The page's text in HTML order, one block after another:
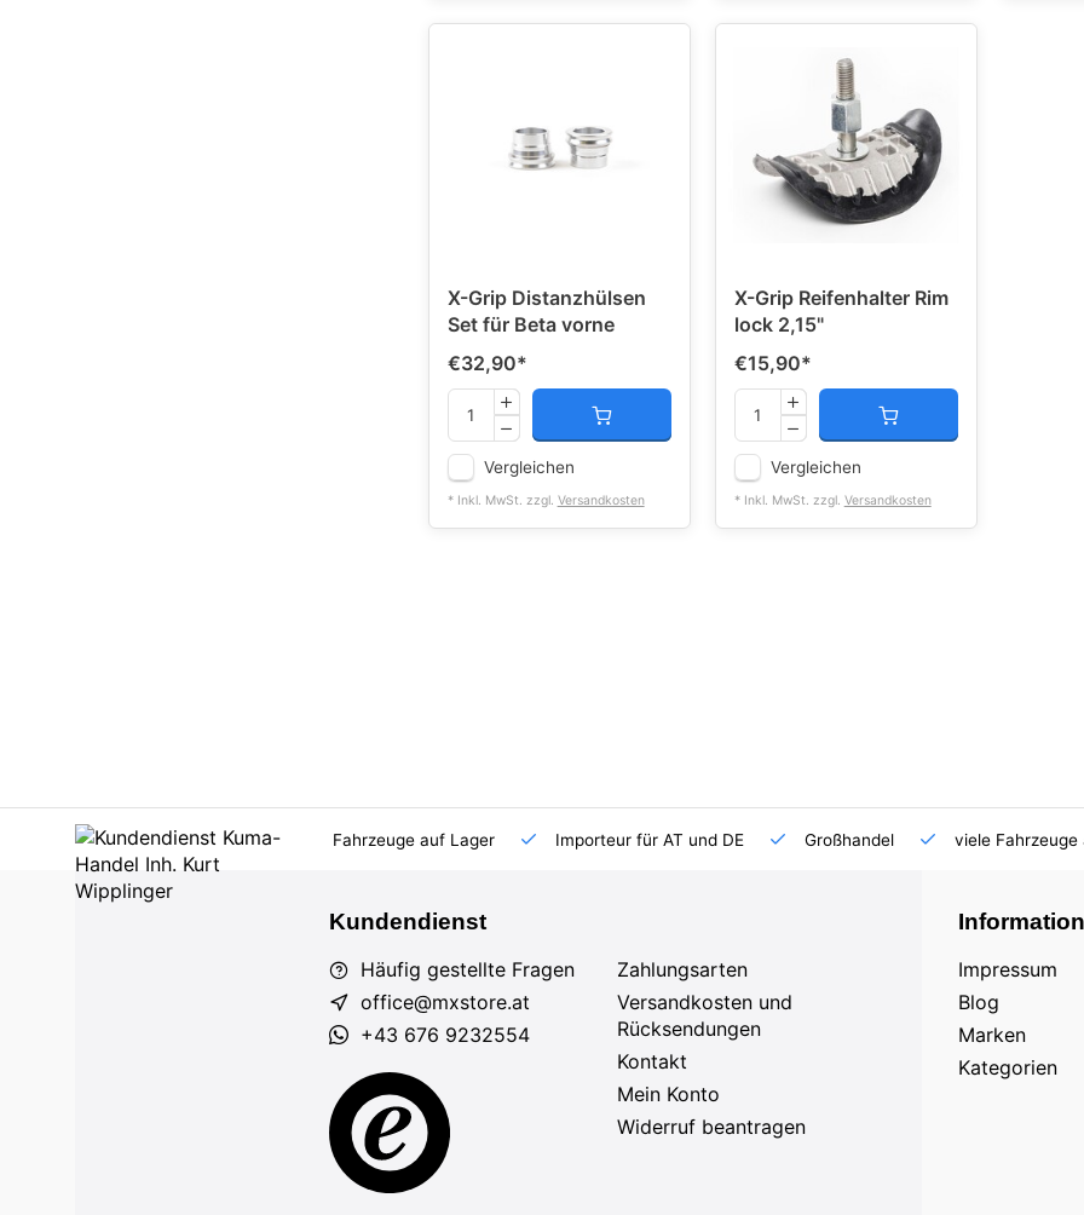
X-Grip Distanzhülsen
Set für Beta vorne
€32,90*
Vergleichen
* Inkl. MwSt. zzgl. Versandkosten
X-Grip Reifenhalter Rim
lock 2,15"
€15,90*
Vergleichen
* Inkl. MwSt. zzgl. Versandkosten
Großhandel viele Fahrzeuge auf Lager Importeur für AT und DE Großhandel viele Fahrzeuge
Kundendienst
Häufig gestellte Fragen
office@mxstore.at
+43 676 9232554
Zahlungsarten
Versandkosten und
Rücksendungen
Kontakt
Mein Konto
Widerruf beantragen
Impressum
Blog
Marken
Kategorien